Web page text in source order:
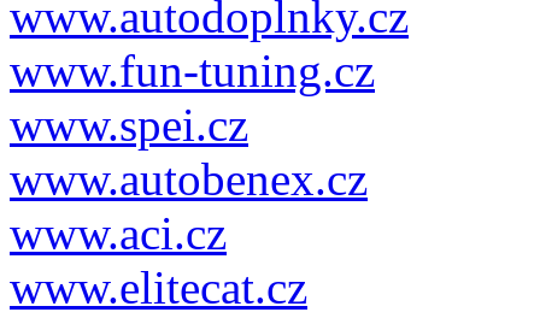
www.autodoplnky.cz
www.fun-tuning.cz
www.spei.cz
www.autobenex.cz
www.aci.cz
www.elitecat.cz